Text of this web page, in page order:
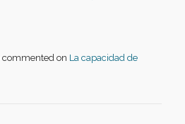
commented on La capacidad de